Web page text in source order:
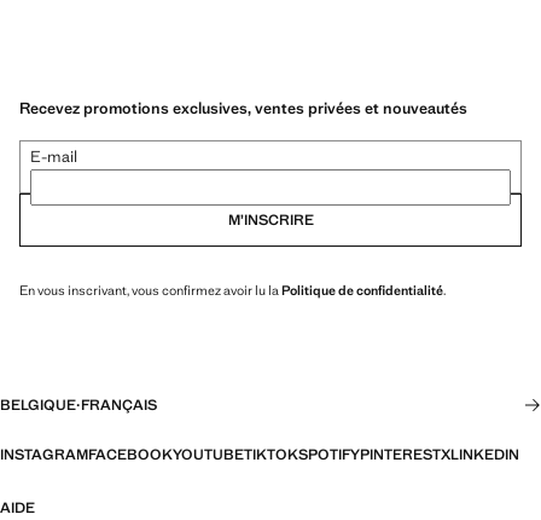
Recevez promotions exclusives, ventes privées et nouveautés
E-mail
M’INSCRIRE
En vous inscrivant, vous confirmez avoir lu laPolitique de confidentialité.
BELGIQUE·FRANÇAIS
INSTAGRAMFACEBOOKYOUTUBETIKTOKSPOTIFYPINTERESTXLINKEDIN
AIDE